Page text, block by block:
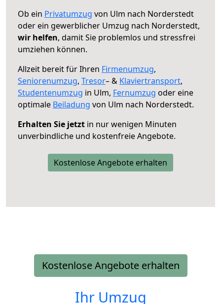
Ob ein Privatumzug von Ulm nach Norderstedt
oder ein gewerblicher Umzug nach Norderstedt,
wir helfen, damit Sie problemlos und stressfrei
umziehen können.
Allzeit bereit für Ihren Firmenumzug,
Seniorenumzug, Tresor– & Klaviertransport,
Studentenumzug in Ulm, Fernumzug oder eine
optimale Beiladung von Ulm nach Norderstedt.
Erhalten Sie jetzt in nur wenigen Minuten
unverbindliche und kostenfreie Angebote.
Kostenlose Angebote erhalten
Kostenlose Angebote erhalten
Ihr Umzug